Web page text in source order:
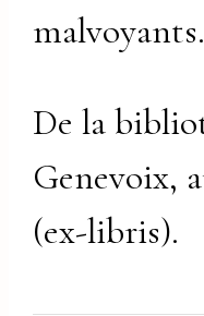
malvoyants.
De la
Genevoix,
(ex-libris).